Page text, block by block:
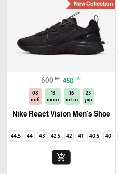
45
New Collection
600 ₪ 450 ₪
23
يوم
16
ساعة
13
دقيقة
07
ثانية
Nike React Vision Men's Shoe
40
40.5
41
42
42.5
43
44
44.5
add_shopping_cart